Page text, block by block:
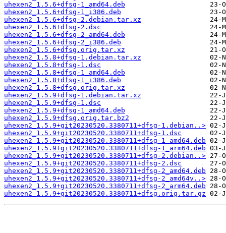
uhexen2_1.5.6+dfsg-1_amd64.deb
uhexen2_1.5.6+dfsg-1_i386.deb
uhexen2_1.5.6+dfsg-2.debian.tar.xz
uhexen2_1.5.6+dfsg-2.dsc
uhexen2_1.5.6+dfsg-2_amd64.deb
uhexen2_1.5.6+dfsg-2_i386.deb
uhexen2_1.5.6+dfsg.orig.tar.xz
uhexen2_1.5.8+dfsg-1.debian.tar.xz
uhexen2_1.5.8+dfsg-1.dsc
uhexen2_1.5.8+dfsg-1_amd64.deb
uhexen2_1.5.8+dfsg-1_i386.deb
uhexen2_1.5.8+dfsg.orig.tar.xz
uhexen2_1.5.9+dfsg-1.debian.tar.xz
uhexen2_1.5.9+dfsg-1.dsc
uhexen2_1.5.9+dfsg-1_amd64.deb
uhexen2_1.5.9+dfsg.orig.tar.bz2
uhexen2_1.5.9+git20230520.3380711+dfsg-1.debian..>
uhexen2_1.5.9+git20230520.3380711+dfsg-1.dsc
uhexen2_1.5.9+git20230520.3380711+dfsg-1_amd64.deb
uhexen2_1.5.9+git20230520.3380711+dfsg-1_arm64.deb
uhexen2_1.5.9+git20230520.3380711+dfsg-2.debian..>
uhexen2_1.5.9+git20230520.3380711+dfsg-2.dsc
uhexen2_1.5.9+git20230520.3380711+dfsg-2_amd64.deb
uhexen2_1.5.9+git20230520.3380711+dfsg-2_amd64v..>
uhexen2_1.5.9+git20230520.3380711+dfsg-2_arm64.deb
uhexen2_1.5.9+git20230520.3380711+dfsg.orig.tar.gz